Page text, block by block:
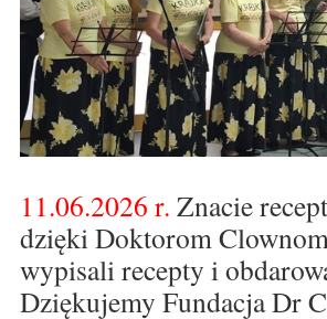
11.06.2026 r. Znacie
dzięki Doktorom
wypisali recepty i
Dziękujemy Fundacja Dr